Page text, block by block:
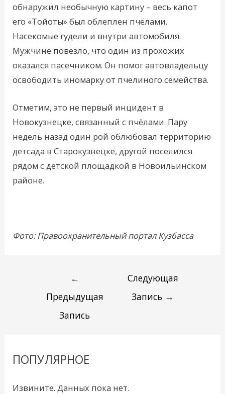
обнаружил необычную картину – весь капот
его «Тойоты» был облеплен пчёлами.
Насекомые гудели и внутри автомобиля.
Мужчине повезло, что один из прохожих
оказался пасечником. Он помог автовладельцу
освободить иномарку от пчелиного семейства.
Отметим, это не первый инцидент в
Новокузнецке, связанный с пчёлами. Пару
недель назад один рой облюбовал территорию
детсада в Старокузнецке, другой поселился
рядом с детской площадкой в Новоильинском
районе.
Фото: Правоохранительный портал Кузбасса
←
Предыдущая
Запись
Следующая
Запись →
ПОПУЛЯРНОЕ
Извините. Данных пока нет.